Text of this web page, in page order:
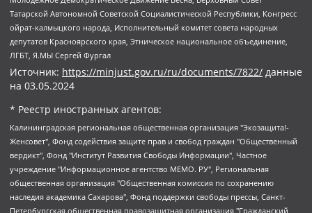
Татарской Автономной Советской Социалистической Республики, Конгресс
ойрат-калмыцкого народа, Исполнительный комитет совета народных
депутатов Красноярского края, Этническое национальное объединение,
ЛГБТ, Я.МЫ Сергей Фургал
Источник: https://minjust.gov.ru/ru/documents/7822/ данные
на 03.05.2024
* Реестр иностранных агентов:
Калининградская региональная общественная организация "Экозащита!-Женсовет", Фонд содействия защите прав и свобод граждан "Общественный вердикт", Фонд "Институт Развития Свободы Информации", Частное учреждение "Информационное агентство МЕМО. РУ", Региональная общественная организация "Общественная комиссия по сохранению наследия академика Сахарова", Фонд поддержки свободы прессы, Санкт-Петербургская общественная правозащитная организация "Гражданский контроль", Межрегиональная общественная организация "Информационно-просветительский центр "Мемориал", Региональный Фонд "Центр Защиты Прав Средств Массовой Информации", с 05.12.2023 Фонд "Центр Защиты Прав Средств массовой информации", Региональная общественная благотворительная организация помощи беженцам и мигрантам "Гражданское содействие", Негосударственное образовательное учреждение дополнительного профессионального образования (повышение квалификации) специалистов "АКАДЕМИЯ ПО ПРАВАМ ЧЕЛОВЕКА", Свердловская региональная общественная организация "Сутяжник", Автономная некоммерческая организация "Центр независимых социологических исследований", Союз общественных объединений "Российский исследовательский центр по правам человека", Региональное общественное учреждение научно-информационный центр "МЕМОРИАЛ", Некоммерческая организация "Фонд защиты гласности", Автономная некоммерческая организация "Институт прав человека", Городская общественная организация "Екатеринбургское общество "МЕМОРИАЛ", Городская общественная организация "Рязанское историко-просветительское и правозащитное общество "Мемориал" (Рязанский Мемориал), Челябинский региональный орган общественной самодеятельности – женское общественное объединение "Женщины Евразии", Челябинский региональный орган общественной самодеятельности "Уральская правозащитная группа", Фонд содействия защите здоровья и социальной справедливости имени Андрея Рылькова, Автономная Некоммерческая Организация "Аналитический Центр Юрия Левады", Автономная некоммерческая организация социальной поддержки населения "Проект Апрель", Региональная общественная организация помощи женщинам и детям, находящимся в кризисной ситуации "Информационно-методический центр "Анна", Фонд содействия развитию массовых коммуникаций и правовому просвещению "Так-так-Так", Фонд содействия устойчивому развитию "Серебряная тайга", Свердловский региональный общественный фонд социальных проектов "Новое время", "Idel.Реалии", Кавказ.Реалии, Крым.Реалии, Телеканал Настоящее Время, Татаро-башкирская служба Радио Свобода (Azatliq Radiosi), Радио Свободная Европа/Радио Свобода (PCE/PC), "Сибирь.Реалии", "Фактограф", Благотворительный фонд помощи осужденным и их семьям, Автономная некоммерческая организация "Институт глобализации и социальных движений", Фонд "В защиту прав заключенных", Частное учреждение "Центр поддержки и содействия развитию средств массовой информации", Пензенский региональный общественный благотворительный фонд "Гражданский союз", "Север.Реалии", Некоммерческая организация Фонд "Правовая инициатива", Общество с ограниченной ответственностью "Радио Свободная Европа/Радио Свобода", Чешское информационное агентство "MEDIUM-ORIENT", Красноярская региональная общественная организация "Мы против СПИДа", Камалягин Денис Николаевич, Маркелов Сергей Евгеньевич, Пономарев Лев Александрович, Савицкая Людмила Алексеевна, Автономная некоммерческая организация "Центр по работе с проблемой насилия "НАСИЛИЮ.НЕТ", Межрегиональный профессиональный союз работников здравоохранения "Альянс врачей", Юридическое лицо, зарегистрированное в Латвийской Республике, SIA "Medusa Project" (регистрационный номер 40103797863, дата регистрации 10.06.2014), Некоммерческая организация "Фонд по борьбе с коррупцией", Автономная некоммерческая организация "Институт права и публичной политики", Баданин Роман Сергеевич, Гликин Максим Александрович, Железнова Мария Михайловна, Лукьянова Юлия Сергеевна, Маетная Елизавета Витальевна, Маняхин Петр Борисович, Чуракова Ольга Владимировна, Ярош Юлия Петровна, Юридическое лицо "The Insider SIA", зарегистрированное в Риге, Латвийская Республика (дата регистрации 26.06.2015), являющееся администратором доменного имени интернет-издания "The Insider SIA", https://theins.ru, Постернак Алексей Евгеньевич, Рубин Михаил Аркадьевич, Анин Роман Александрович, Юридическое лицо Istories fonds, зарегистрированное в Латвийской Республике (регистрационный номер 50008295751, дата регистрации 24.02.2020), Великовский Дмитрий Александрович, Долинина Ирина Николаевна, Мароховская Алеся Алексеевна, Шлейнов Роман Юрьевич, Шмагун Олеся Валентиновна, Общество с ограниченной ответственностью "Альтаир 2021", Общество с ограниченной ответственностью "Вега 2021", Общество с ограниченной ответственностью "Главный редактор 2021", Общество с ограниченной ответственностью "Ромашки монолит", Важенков Артем Валерьевич, Ивановская областная общественная организация "Центр гендерных исследований", Гурман Юрий Альбертович, Медиапроект "ОВД-Инфо", Егоров Владимир Владимирович, Жилинский Владимир Александрович, Общество с ограниченной ответственностью "ЗП", Иванова София Юрьевна, Карезина Инна Павловна, Кильтау Екатерина Викторовна, Петров Алексей Викторович, Пискунов Сергей Евгеньевич, Смирнов Сергей Сергеевич, Тихонов Михаил Сергеевич, Общество с ограниченной ответственностью "ЖУРНАЛИСТ-ИНОСТРАННЫЙ АГЕНТ", Арапова Галина Юрьевна, Вольтская Татьяна Анатольевна, Американская компания "Mason G.E.S. Anonymous Foundation" (США), являющаяся владельцем интернет-издания https://mnews.world/, Компания "Stichting Bellingcat", зарегистрированная в Нидерландах (дата регистрации 11.07.2018), Захаров Андрей Вячеславович, Клепиковская Екатерина Дмитриевна, Общество с ограниченной ответственностью "МЕМО", Перл Роман Александрович, Симонов Евгений Алексеевич, Соловьева Елена Анатольевна, Сотников Даниил Владимирович, Сурначева Елизавета Дмитриевна, Автономная некоммерческая организация по защите прав человека и информированию населения "Якутия – Наше Мнение", Общество с ограниченной ответственностью "Москоу диджитал медиа", с 26.01.2023 Общество с ограниченной ответственностью "Чайка Белые сады", Ветошкина Валерия Валерьевна, Заговора Максим Александрович, Межрегиональное общественное движение "Российская ЛГБТ - сеть", Оленичев Максим Владимирович, Павлов Иван Юрьевич, Скворцова Елена Сергеевна, Общество с ограниченной ответственностью "Как бы инагент", Кочетков Игорь Викторович, Общество с ограниченной ответственностью "Честные выборы", Еланчик Олег Александрович, Общество с ограниченной ответственностью "Нобелевский призыв", Гималова Регина Эмилевна, Григорьев Андрей Валерьевич, Григорьева Алина Александровна, Ассоциация по содействию защите прав призывников, альтернативнослужащих и военнослужащих "Правозащитная группа "Гражданин.Армия.Право", Хисамова Регина Фаритовна, Автономная некоммерческая организация по реализации социально-правовых программ "Лилит", Дальневосточное общественное движение "Маяк", Санкт-Петербургская ЛГБТ-инициативная группа "Выход", Инициативная группа ЛГБТ+ "Реверс", Алексеев Андрей Викторович, Бекбулатова Таисия Львовна, Беляев Иван Михайлович, Владыкина Елена Сергеевна, Гельман Марат Александрович, Никульшина Вероника Юрьевна, Толоконникова Надежда Андреевна, Шендерович Виктор Анатольевич, Общество с ограниченной ответственностью "Данное сообщение", Общество с ограниченной ответственностью Издательский дом "Новая глава", Айнбиндер Александра Александровна, Московский комьюнити-центр для ЛГБТ+инициатив, Благотворительный фонд развития филантропии, Deutsche Welle (Германия, Kurt-Schumacher-Strasse 3, 53113 Bonn), Борзунова Мария Михайловна, Воробьев Виктор Викторович, Голубева Анна Львовна, Константинова Алла Михайловна, Малкова Ирина Владимировна, Мурадов Мурад Абдулгалимович, Осетинская Елизавета Николаевна, Понасенков Евгений Николаевич, Ганапольский Матвей Юрьевич, Киселев Евгений Алексеевич, Борухович Ирина Григорьевна, Дремин Иван Тимофеевич, Дубровский Дмитрий Викторович, Красноярская региональная общественная организация поддержки и развития альтернативных образовательных технологий и межкультурных коммуникаций "ИНТЕРРА", Маяковская Екатерина Алексеевна, Фейгин Марк Захарович, Филимонов Андрей Викторович, Дзугкоева Регина Николаевна, Доброхотов Роман Александрович, Дудь Юрий Александрович, Елкин Сергей Владимирович, Кругликов Кирилл Игоревич, Сабунаева Мария Леонидовна, Семенов Алексей Владимирович, Шаинян Карен Багратович, Шульман Екатерина Михайловна, Асафьев Артур Валерьевич, Вахштайн Виктор Семенович, Венедиктов Алексей Алексеевич, Лушникова Екатерина Евгеньевна, Волков Леонид Михайлович, Невзоров Александр Глебович, Пархоменко Сергей Борисович, Сироткин Ярослав Николаевич, Кара-Мурза Владимир Владимирович, Баранова Наталья Владимировна, Гозман Леонид Яковлевич, Кагарлицкий Борис Юльевич, Климарев Михаил Валерьевич, Милов Владимир Станиславович, Автономная некоммерческая организация Краснодарский центр современного искусства "Типография", Моргенштерн Алишер Тагирович, Соболь Любовь Эдуардовна, Общество с ограниченной ответственностью "ЛИЗА НОРМ", Каспаров Гарри Кимович, Ходорковский Михаил Борисович, Общество с ограниченной ответственностью "Апрельские тезисы", Данилович Ирина Брониславовна, Кашин Олег Владимирович, Петров Николай Владимирович, Пивоваров Алексей Владимирович, Соколов Михаил Владимирович, Цветкова Юлия Владимировна, Чичваркин Евгений Александрович, Комитет против пыток/Команда против пыток, Общество с ограниченной ответственностью "Первый научный", Общество с ограниченной ответственностью "Вертолет и ко", Белоцерковская Вероника Борисовна, Кац Максим Евгеньевич, Лазарева Татьяна Юрьевна, Шаведдинов Руслан Табризович, Яшин Илья Валерьевич, Общество с ограниченной ответственностью "Иноагент ААВ", Алешковский Дмитрий Петрович, Альбац Евгения Марковна, Быков Дмитрий Львович, Галямина Юлия Евгеньевна, Лойко Сергей Леонидович, Мартынов Кирилл Константинович, Медведев Сергей Александрович, Крашенинников Федор Геннадиевич, Гордеева Катерина Вл